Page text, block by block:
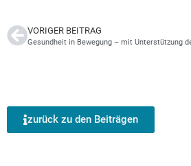
VORIGER BEITRAG
Gesundheit in Bewegung – mit Unterstützung
zurück zu den Beiträgen